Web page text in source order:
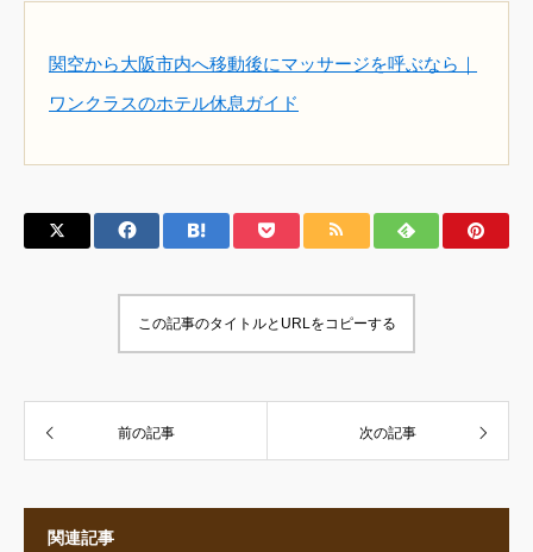
関空から大阪市内へ移動後にマッサージを呼ぶなら｜
ワンクラスのホテル休息ガイド
この記事のタイトルとURLをコピーする
前の記事 次の記事
関連記事